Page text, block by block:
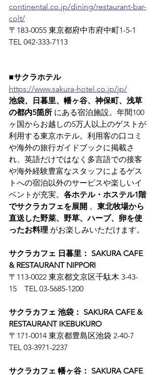
continental.co.jp/dining/restaurant-bar-
colt/
〒183-0055 東京都府中市府中町1-5-1
TEL 042-333-7113
■サクラホテル
https://www.sakura-hotel.co.jp/jp/
池袋、日暮里、幡ヶ谷、神保町、浅草
の都内5箇所 にある宿泊施設。年間100
ヶ国からお越しの5万人以上のゲストが
利用する東京ホテル。利用客の口コミ
や海外の旅行ガイドブックに掲載さ
れ、英語だけではなく多言語での接客
や海外経験豊富なスタッフによるゲス
トへの宿泊以外のサービスや楽しいイ
ベントが充実。 各ホテル・ホステル1階
でサクラカフェを展開 。 東北牧場から
直送した野菜、野草、ハーブ、卵を使
ったお料理 がお楽しみいただけます。
サクラカフェ 日暮里： SAKURA CAFE
& RESTAURANT NIPPORI
〒113-0022 東京都文京区千駄木 3-43-
15　TEL 03-5685-1200
サクラカフェ 池袋： SAKURA CAFE &
RESTAURANT IKEBUKURO
〒171-0014 東京都豊島区池袋 2-40-7
TEL 03-3971-2237
サクラカフェ 幡ヶ谷： SAKURA CAFE